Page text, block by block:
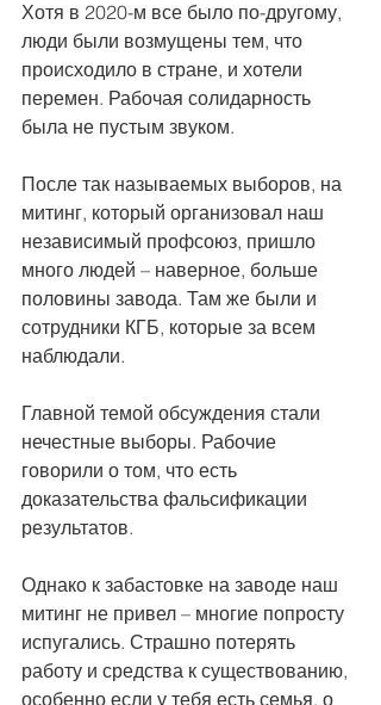
Хотя в 2020-м все было по-другому,
люди были возмущены тем, что
происходило в стране, и хотели
перемен. Рабочая солидарность
была не пустым звуком.
После так называемых выборов, на
митинг, который организовал наш
независимый профсоюз, пришло
много людей – наверное, больше
половины завода. Там же были и
сотрудники КГБ, которые за всем
наблюдали.
Главной темой обсуждения стали
нечестные выборы. Рабочие
говорили о том, что есть
доказательства фальсификации
результатов.
Однако к забастовке на заводе наш
митинг не привел – многие попросту
испугались. Страшно потерять
работу и средства к существованию,
особенно если у тебя есть семья, о